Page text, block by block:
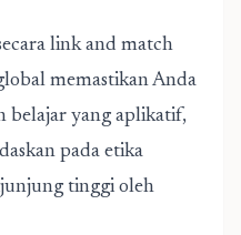
link and match
memastikan Anda
belajar yang aplikatif,
pada etika
tinggi oleh